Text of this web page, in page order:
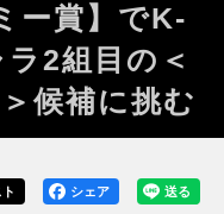
ー賞】でK-
2組目の＜
候補に挑む
送る
シェア